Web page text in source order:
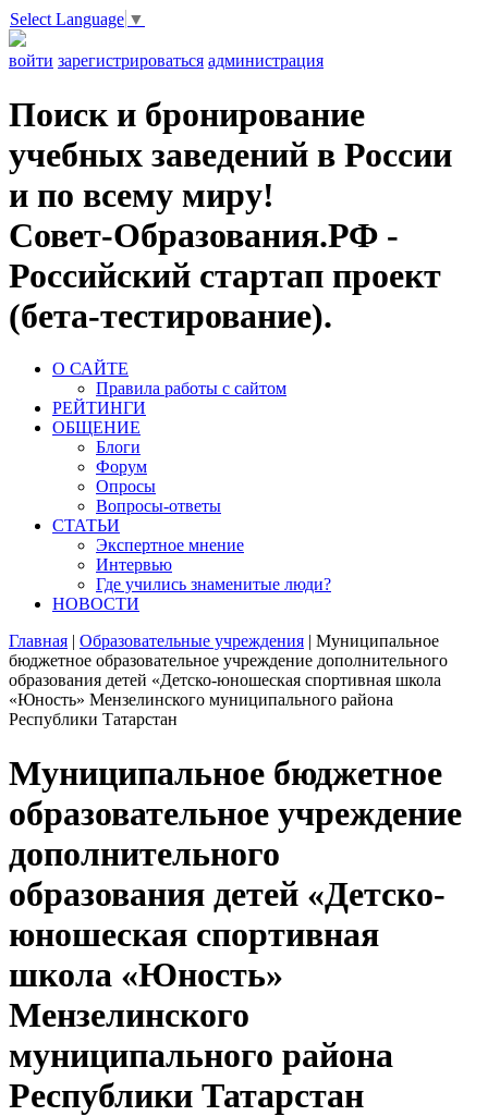
Select Language ▼
войти зарегистрироваться администрация
Поиск и бронирование
учебных заведений в России
и по всему миру!
Совет-Образования.РФ -
Российский стартап проект
(бета-тестирование).
О САЙТЕ
Правила работы с сайтом
РЕЙТИНГИ
ОБЩЕНИЕ
Блоги
Форум
Опросы
Вопросы-ответы
СТАТЬИ
Экспертное мнение
Интервью
Где учились знаменитые люди?
НОВОСТИ
Главная | Образовательные учреждения | Муниципальное
бюджетное образовательное учреждение дополнительного
образования детей «Детско-юношеская спортивная школа
«Юность» Мензелинского муниципального района
Республики Татарстан
Муниципальное бюджетное
образовательное учреждение
дополнительного
образования детей «Детско-
юношеская спортивная
школа «Юность»
Мензелинского
муниципального района
Республики Татарстан